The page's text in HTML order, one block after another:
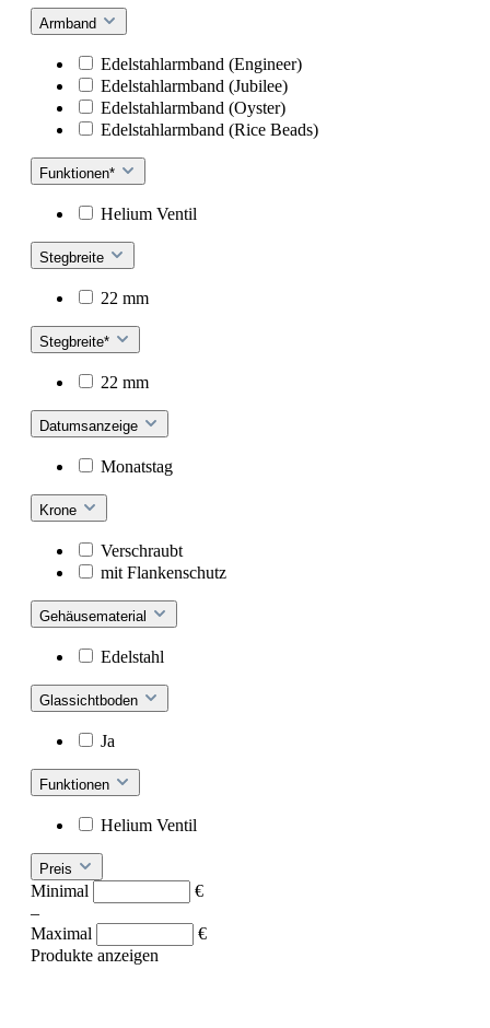
Armband
Edelstahlarmband (Engineer)
Edelstahlarmband (Jubilee)
Edelstahlarmband (Oyster)
Edelstahlarmband (Rice Beads)
Funktionen*
Helium Ventil
Stegbreite
22 mm
Stegbreite*
22 mm
Datumsanzeige
Monatstag
Krone
Verschraubt
mit Flankenschutz
Gehäusematerial
Edelstahl
Glassichtboden
Ja
Funktionen
Helium Ventil
Preis
Minimal
€
–
Maximal
€
Produkte anzeigen